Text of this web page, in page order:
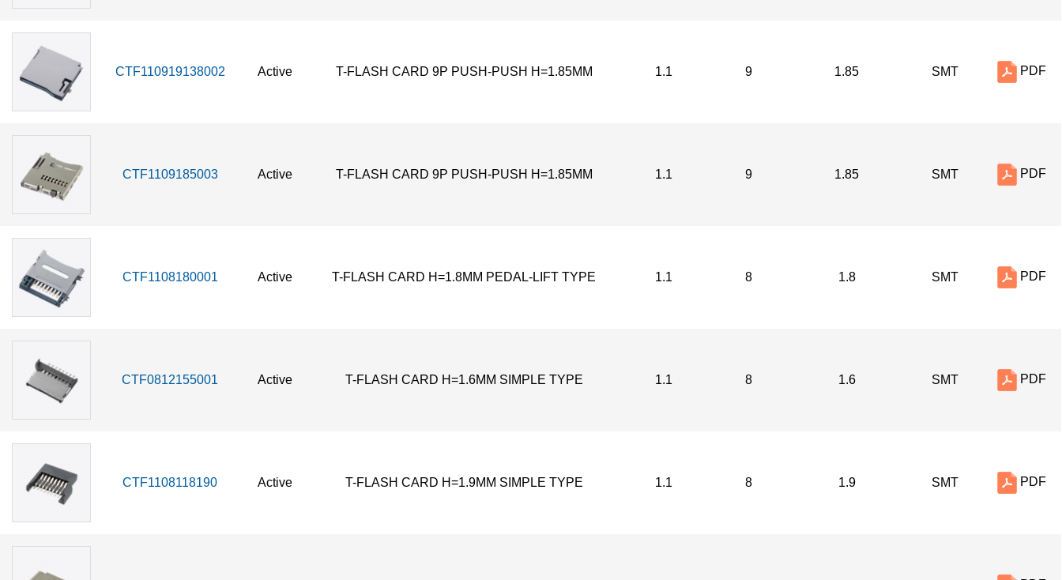
CTF110919138002 Active T-FLASH CARD 9P PUSH-PUSH H=1.85MM 1.1 9 1.85 SMT PDF
CTF1109185003 Active T-FLASH CARD 9P PUSH-PUSH H=1.85MM 1.1 9 1.85 SMT PDF
CTF1108180001 Active T-FLASH CARD H=1.8MM PEDAL-LIFT TYPE 1.1 8 1.8 SMT PDF
CTF0812155001 Active T-FLASH CARD H=1.6MM SIMPLE TYPE 1.1 8 1.6 SMT PDF
CTF1108118190 Active T-FLASH CARD H=1.9MM SIMPLE TYPE 1.1 8 1.9 SMT PDF